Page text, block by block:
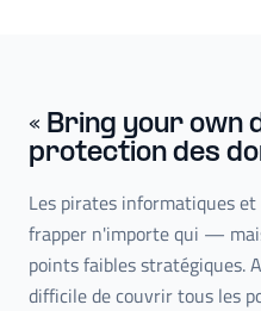
« Bring your own
protection des
Les pirates informatiques
frapper n'importe qui —
points faibles stratégiques.
difficile de couvrir tous les